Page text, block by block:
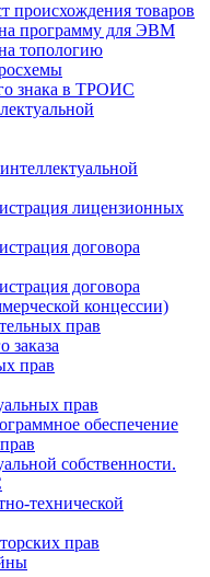
происхождения товаров
программу для ЭВМ
топологию
знака в ТРОИС
лицензионных
договора
договора
концессии)
прав
заказа
прав
прав
обеспечение
собственности.
технической
прав